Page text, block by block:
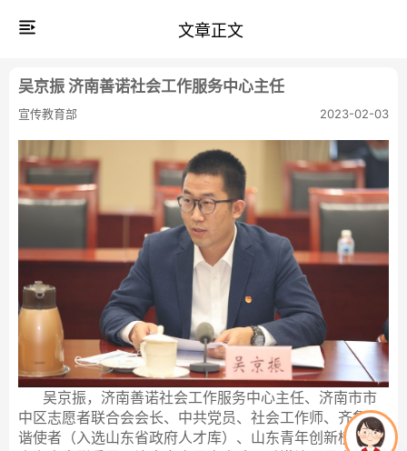
文章正文
吴京振 济南善诺社会工作服务中心主任
宣传教育部 2023-02-03
吴京振，济南善诺社会工作服务中心主任、济南市市
中区志愿者联合会会长、中共党员、社会工作师、齐鲁和
谐使者（入选山东省政府人才库）、山东青年创新榜样、